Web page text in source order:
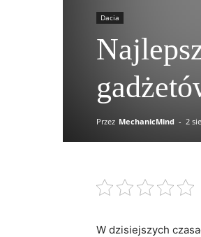
Dacia
Przez MechanicMind - 2
W dzisiejszych